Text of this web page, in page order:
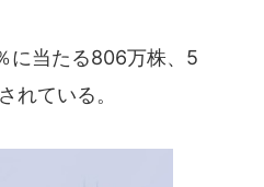
に当たる806万株、5
れている。